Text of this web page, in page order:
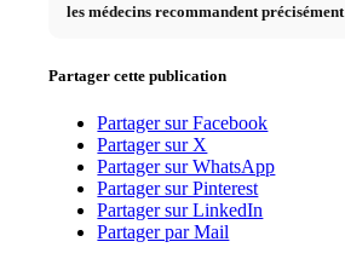
les médecins recommandent précisément
Partager cette publication
Partager sur Facebook
Partager sur X
Partager sur WhatsApp
Partager sur Pinterest
Partager sur LinkedIn
Partager par Mail